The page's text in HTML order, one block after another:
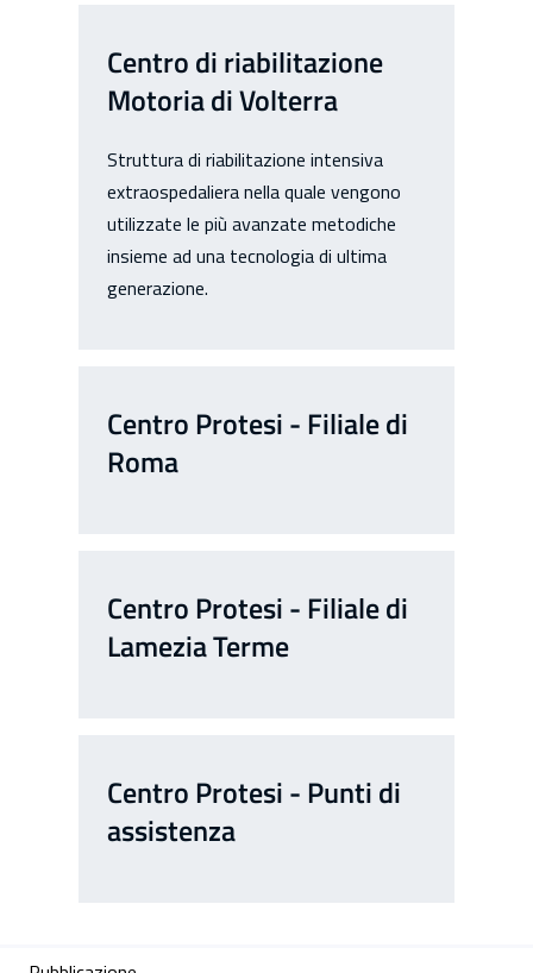
Centro di riabilitazione
Motoria di Volterra
Struttura di riabilitazione intensiva
extraospedaliera nella quale vengono
utilizzate le più avanzate metodiche
insieme ad una tecnologia di ultima
generazione.
Centro Protesi - Filiale di
Roma
Centro Protesi - Filiale di
Lamezia Terme
Centro Protesi - Punti di
assistenza